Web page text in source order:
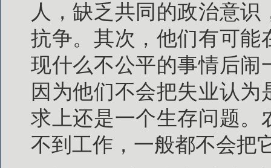
人，缺乏共同的政治意
抗争。其次，他们有可能
现什么不公平的事情后闹
因为他们不会把失业认
求上还是一个生存问题。
不到工作，一般都不会把